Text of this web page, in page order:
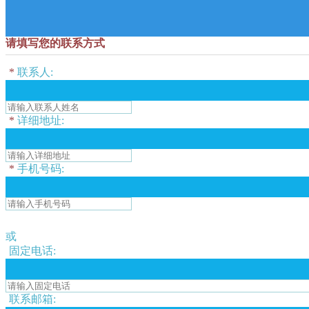
请填写您的联系方式
* 联系人:
* 详细地址:
* 手机号码:
或
固定电话:
联系邮箱: